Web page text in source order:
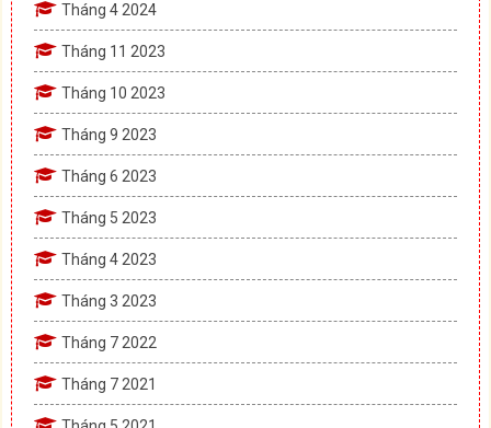
Tháng 4 2024
Tháng 11 2023
Tháng 10 2023
Tháng 9 2023
Tháng 6 2023
Tháng 5 2023
Tháng 4 2023
Tháng 3 2023
Tháng 7 2022
Tháng 7 2021